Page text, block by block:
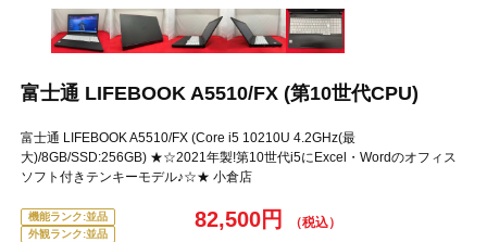
富士通 LIFEBOOK A5510/FX (第10世代CPU)
富士通 LIFEBOOK A5510/FX (Core i5 10210U 4.2GHz(最
大)/8GB/SSD:256GB) ★☆2021年製!第10世代i5にExcel・Wordのオフィス
ソフト付きテンキーモデル♪☆★ 小倉店
機能ランク:並品
外観ランク:並品
82,500円